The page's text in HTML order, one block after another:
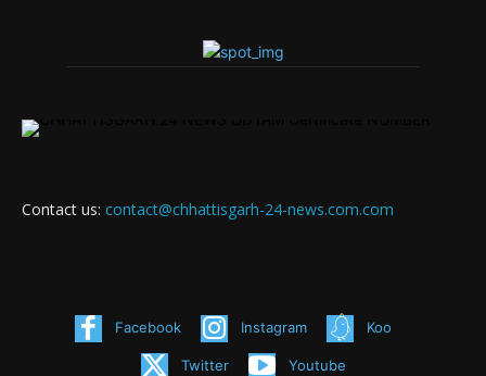
Contact us: contact@chhattisgarh-24-news.com.com
Facebook Instagram Koo
Twitter Youtube